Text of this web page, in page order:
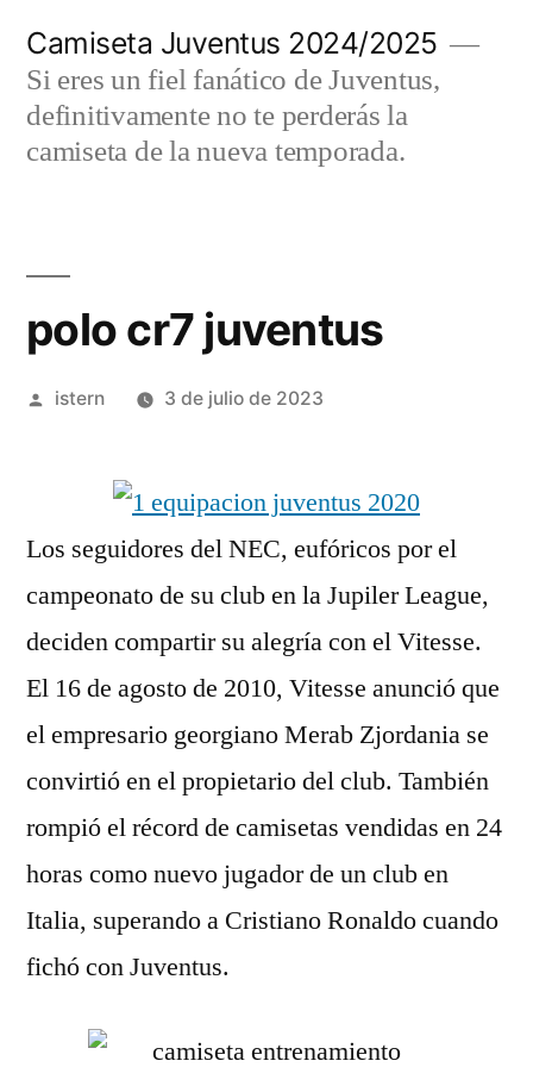
contenido
Camiseta Juventus 2024/2025
Si eres un fiel fanático de Juventus,
definitivamente no te perderás la
camiseta de la nueva temporada.
polo cr7 juventus
Publicado
istern 3 de julio de 2023
Los seguidores del NEC, eufóricos por el
campeonato de su club en la Jupiler League,
deciden compartir su alegría con el Vitesse.
El 16 de agosto de 2010, Vitesse anunció que
el empresario georgiano Merab Zjordania se
convirtió en el propietario del club. También
rompió el récord de camisetas vendidas en 24
horas como nuevo jugador de un club en
Italia, superando a Cristiano Ronaldo cuando
fichó con Juventus.